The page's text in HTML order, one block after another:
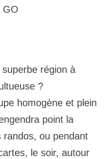
GO
région à
?
homogène et plein
point la
randos, ou pendant
le soir, autour